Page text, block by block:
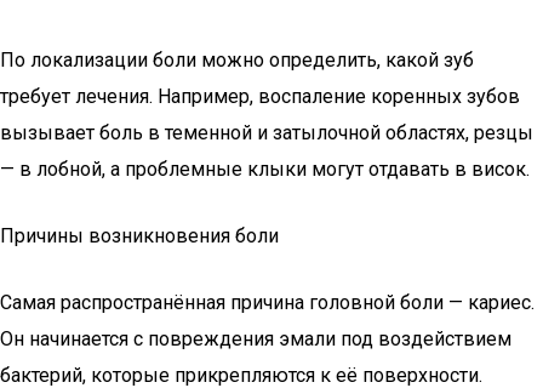
По локализации боли можно определить, какой зуб
требует лечения. Например, воспаление коренных зубов
вызывает боль в теменной и затылочной областях, резцы
— в лобной, а проблемные клыки могут отдавать в висок.
Причины возникновения боли
Самая распространённая причина головной боли — кариес.
Он начинается с повреждения эмали под воздействием
бактерий, которые прикрепляются к её поверхности.